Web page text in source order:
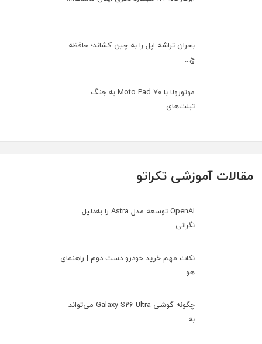
بحران تراشه اپل را به چین کشاند؛ حافظه
چ...
موتورولا با Moto Pad 70 به جنگ
تبلت‌های ...
مقالات آموزشی تکراتو
OpenAI توسعه مدل Astra را به‌دلیل
نگرانی...
نکات مهم خرید خودرو دست دوم | راهنمای
هو...
چگونه گوشی Galaxy S26 Ultra می‌تواند
به ...